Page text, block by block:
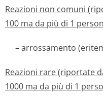
Reazioni non comuni
100 ma da più di 1
– arrossamento
Reazioni rare (riportate
1000 ma da più di 1